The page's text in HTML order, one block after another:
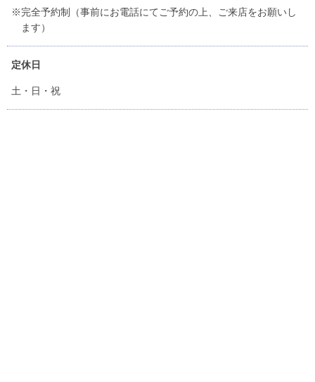
※完全予約制（事前にお電話にてご予約の上、ご来店をお願いし
ます）
定休日
土・日・祝